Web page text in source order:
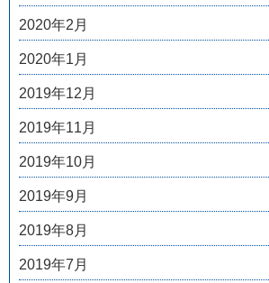
2020年2月
2020年1月
2019年12月
2019年11月
2019年10月
2019年9月
2019年8月
2019年7月